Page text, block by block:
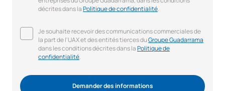
décrites dans laPolitique de confidentialité.
Je souhaite recevoir des communications commerciales de
la part de l'UAX et des entités tierces duGroupe Guadarrama
dans les conditions décrites dans laPolitique de
confidentialité.
Demander des informations